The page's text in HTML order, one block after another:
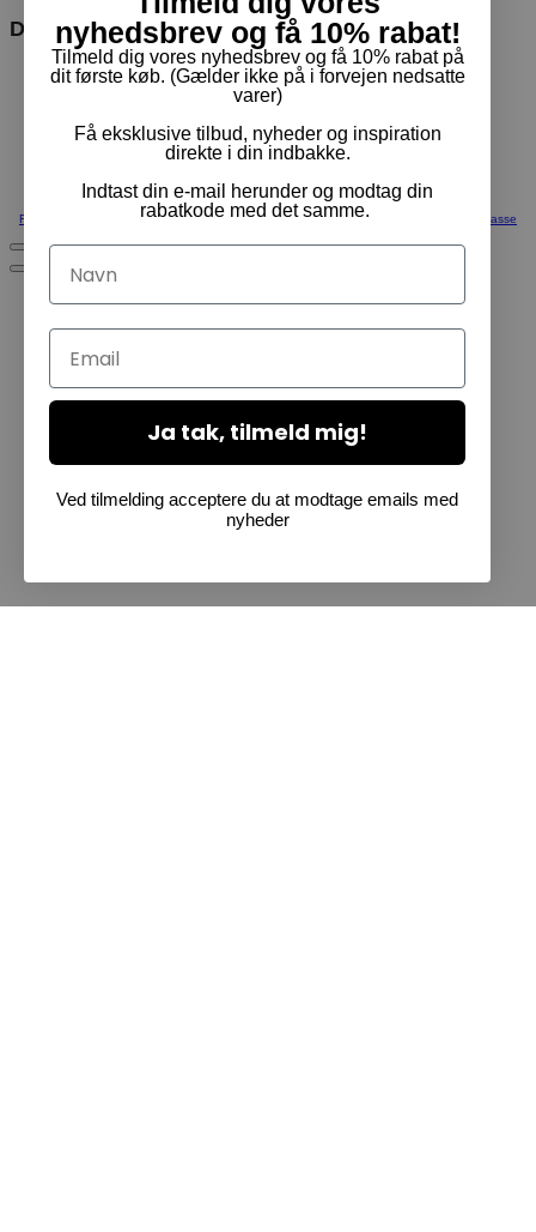
Du er måske interesseret i
Fortsæt med at handle Kasse
nyhedsbrev og få 10% rabat!
Tilmeld dig vores nyhedsbrev og få 10% rabat på
dit første køb. (Gælder ikke på i forvejen nedsatte
varer)
Få eksklusive tilbud, nyheder og inspiration
direkte i din indbakke.
Indtast din e-mail herunder og modtag din
rabatkode med det samme.
Navn
Email
Ja tak, tilmeld mig!
Ved tilmelding acceptere du at modtage emails med
nyheder